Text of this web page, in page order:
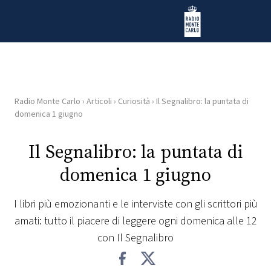
Radio Monte Carlo
HOME
RADIO
PLAYLIST
Radio Monte Carlo › Articoli › Curiosità › Il Segnalibro: la puntata di
domenica 1 giugno
Il Segnalibro: la puntata di
domenica 1 giugno
I libri più emozionanti e le interviste con gli scrittori più
amati: tutto il piacere di leggere ogni domenica alle 12
con Il Segnalibro